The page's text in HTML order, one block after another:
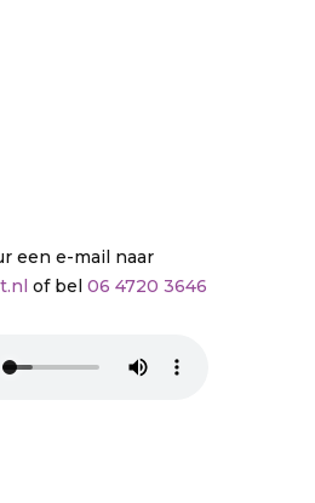
een e-mail naar
of bel 06 4720 3646